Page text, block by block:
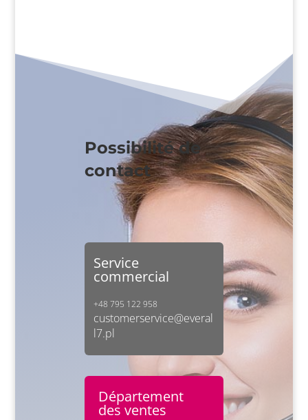
Possibilité de
contact
Service
commercial
+48 795 122 958
customerservice@everal
l7.pl
Département
des ventes